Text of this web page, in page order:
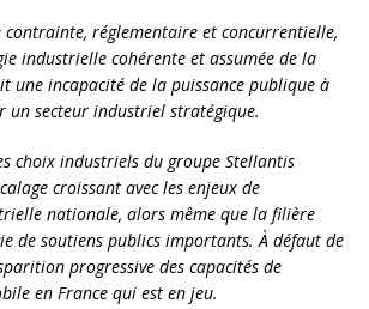
contrainte, réglementaire et concurrentielle,
industrielle cohérente et assumée de la
une incapacité de la puissance publique à
un secteur industriel stratégique.
choix industriels du groupe Stellantis
croissant avec les enjeux de
nationale, alors même que la filière
de soutiens publics importants. À défaut de
progressive des capacités de
en France qui est en jeu.